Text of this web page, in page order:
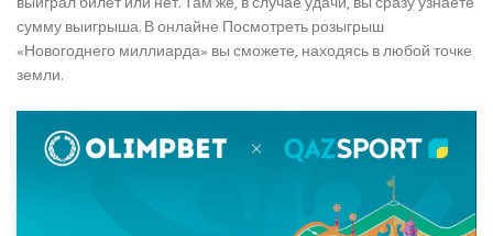
сумму выигрыша. В онлайне Посмотреть розыгрыш
«Новогоднего миллиарда» вы сможете, находясь в любой точке
земли.